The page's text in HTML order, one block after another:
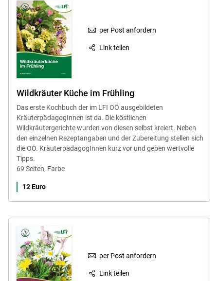
per Post anfordern
Link teilen
Wildkräuter Küche im Frühling
Das erste Kochbuch der im LFI OÖ ausgebildeten
KräuterpädagogInnen ist da. Die köstlichen
Wildkräutergerichte wurden von diesen selbst kreiert. Neben
den einzelnen Rezeptangaben und der Zubereitung stellen sich
die OÖ. KräuterpädagogInnen kurz vor und geben wertvolle
Tipps.
69 Seiten, Farbe
12 Euro
per Post anfordern
Link teilen